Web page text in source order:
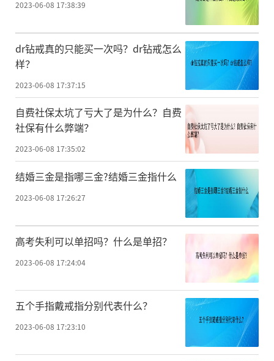
2023-06-08 17:38:39
dr钻戒真的只能买一次吗？dr钻戒怎么
样？
2023-06-08 17:37:15
自费社保太坑了亏大了是为什么？自费
社保有什么弊端？
2023-06-08 17:35:02
结婚三金是指哪三金?结婚三金指什么
2023-06-08 17:26:27
高考失利可以单招吗？什么是单招？
2023-06-08 17:24:04
五个手指戴戒指分别代表什么？
2023-06-08 17:23:10